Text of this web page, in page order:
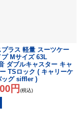
ラス 軽量 スーツケー
Mサイズ 63L
ダブルキャスター キャ
TSロック ( キャリーケ
ッグ siffler )
円 (税込)